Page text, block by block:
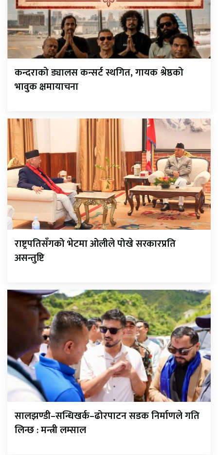
कन्दराको ड्यालस कन्सर्ट स्थगित, गायक श्रेष्ठको
भावुक क्षमायाचना
राष्ट्रपतिसँगको भेटमा ओलीले पोखे सरकारप्रति
असन्तुष्टि
सालझण्डी–सन्धिखर्क–ढोरपाटन सडक निर्माणले गति
लिन्छ : मन्त्री लम्साल